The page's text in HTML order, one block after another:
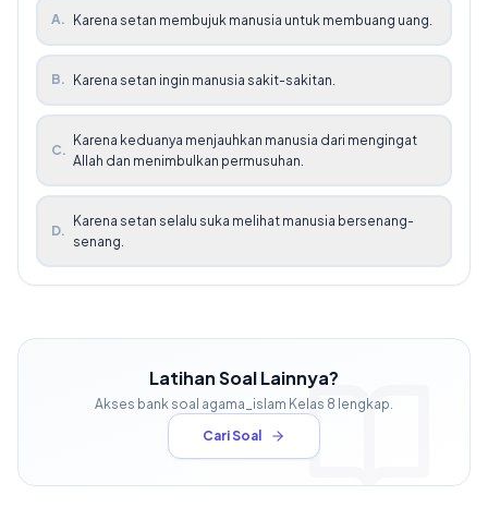
A. Karena setan membujuk manusia untuk membuang uang.
B. Karena setan ingin manusia sakit-sakitan.
C.
Karena keduanya menjauhkan manusia dari mengingat
Allah dan menimbulkan permusuhan.
D.
Karena setan selalu suka melihat manusia bersenang-
senang.
Latihan Soal Lainnya?
Akses bank soal agama_islam Kelas 8 lengkap.
Cari Soal